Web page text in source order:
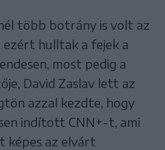
több botrány is volt az
ezért hulltak a fejek a
most pedig a
David Zaslav lett az
azzal kezdte, hogy
indított CNN+-t, ami
képes az elvárt